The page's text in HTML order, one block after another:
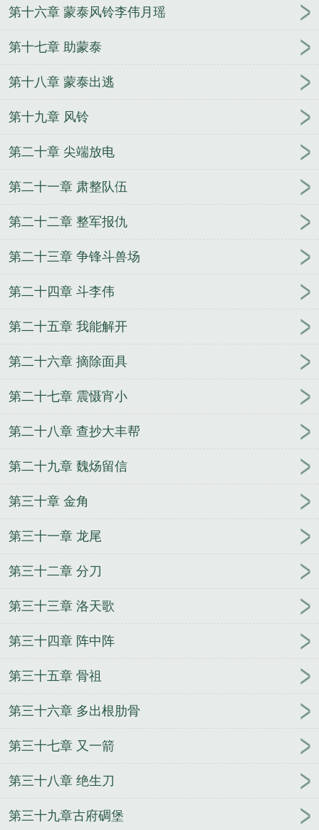
第十六章 蒙泰风铃李伟月瑶
第十七章 助蒙泰
第十八章 蒙泰出逃
第十九章 风铃
第二十章 尖端放电
第二十一章 肃整队伍
第二十二章 整军报仇
第二十三章 争锋斗兽场
第二十四章 斗李伟
第二十五章 我能解开
第二十六章 摘除面具
第二十七章 震慑宵小
第二十八章 查抄大丰帮
第二十九章 魏炀留信
第三十章 金角
第三十一章 龙尾
第三十二章 分刀
第三十三章 洛天歌
第三十四章 阵中阵
第三十五章 骨祖
第三十六章 多出根肋骨
第三十七章 又一箭
第三十八章 绝生刀
第三十九章古府碉堡